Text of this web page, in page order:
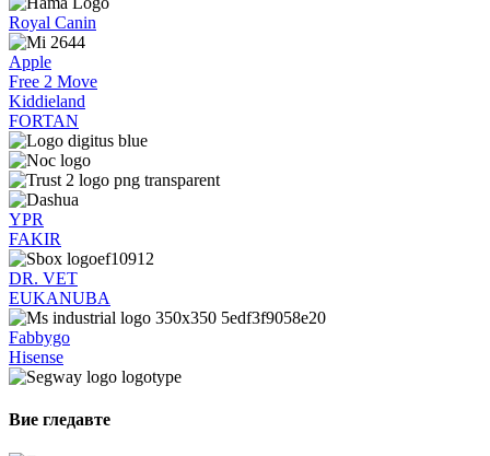
Royal Canin
Apple
Free 2 Move
Kiddieland
FORTAN
YPR
FAKIR
DR. VET
EUKANUBA
Fabbygo
Hisense
Вие гледавте